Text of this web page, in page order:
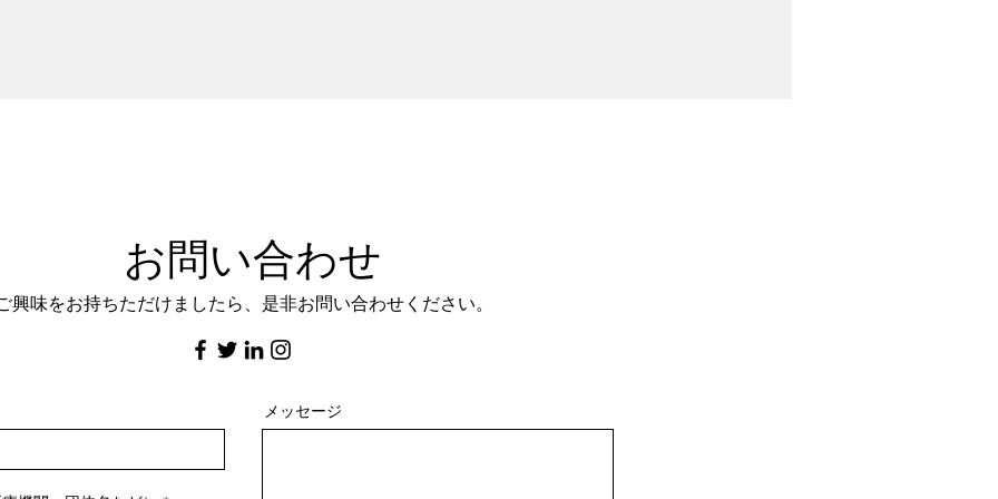
お問い合わせ
興味をお持ちただけましたら、是非お問い合わせください。
メッセージ